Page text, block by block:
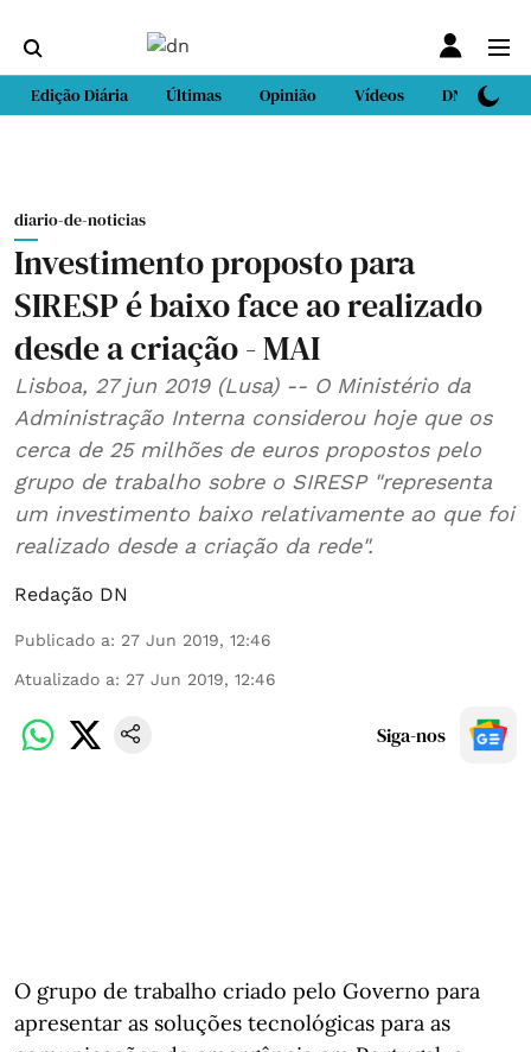
Edição Diária Últimas Opinião Vídeos DN Sport
diario-de-noticias
Investimento proposto para
SIRESP é baixo face ao realizado
desde a criação - MAI
Lisboa, 27 jun 2019 (Lusa) -- O Ministério da
Administração Interna considerou hoje que os
cerca de 25 milhões de euros propostos pelo
grupo de trabalho sobre o SIRESP "representa
um investimento baixo relativamente ao que foi
realizado desde a criação da rede".
Redação DN
Publicado a: 27 Jun 2019, 12:46
Atualizado a: 27 Jun 2019, 12:46
Siga-nos
O grupo de trabalho criado pelo Governo para
apresentar as soluções tecnológicas para as